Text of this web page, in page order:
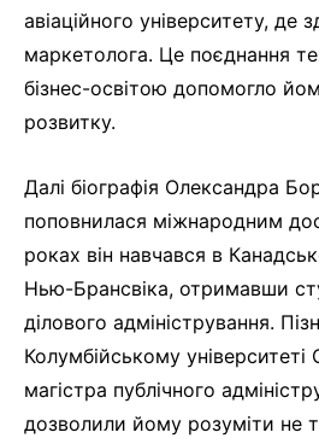
авіаційного університету, де
маркетолога. Це поєднання
бізнес-освітою допомогло
розвитку.
Далі біографія Олександра
поповнилася міжнародним
роках він навчався в
Нью-Брансвіка, отримавши
ділового адміністрування.
Колумбійському
магістра публічного
дозволили йому розуміти не